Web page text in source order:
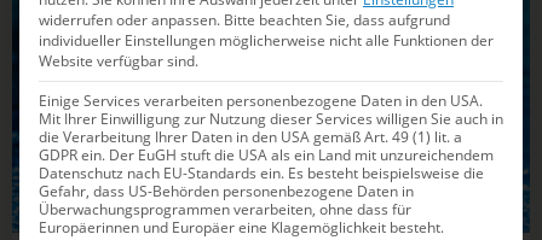
erklärt hatte. Doch die...
SYNCHRONSCHWIMMEN
widerrufen oder anpassen. Bitte beachten Sie, dass aufgrund
individueller Einstellungen möglicherweise nicht alle Funktionen der
Website verfügbar sind.
Einige Services verarbeiten personenbezogene Daten in den USA.
Mit Ihrer Einwilligung zur Nutzung dieser Services willigen Sie auch in
die Verarbeitung Ihrer Daten in den USA gemäß Art. 49 (1) lit. a
GDPR ein. Der EuGH stuft die USA als ein Land mit unzureichendem
Datenschutz nach EU-Standards ein. Es besteht beispielsweise die
Gefahr, dass US-Behörden personenbezogene Daten in
Überwachungsprogrammen verarbeiten, ohne dass für
Europäerinnen und Europäer eine Klagemöglichkeit besteht.